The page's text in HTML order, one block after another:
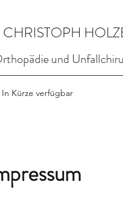
und
In Kürze verfügbar